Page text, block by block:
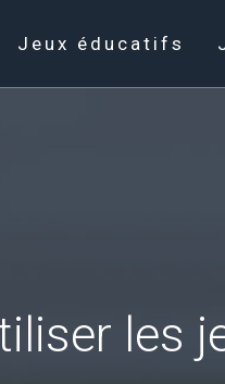
Jeux éducatifs
les